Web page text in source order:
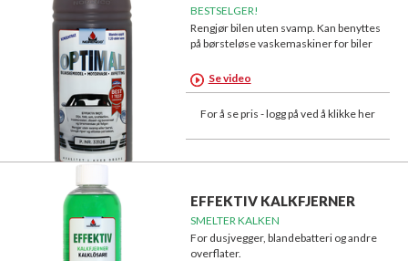
BESTSELGER!
Rengjør bilen uten svamp. Kan benyttes
på børsteløse vaskemaskiner for biler
Se video
For å se pris - logg på ved å klikke her
EFFEKTIV KALKFJERNER
SMELTER KALKEN
For dusjvegger, blandebatteri og andre
overflater.